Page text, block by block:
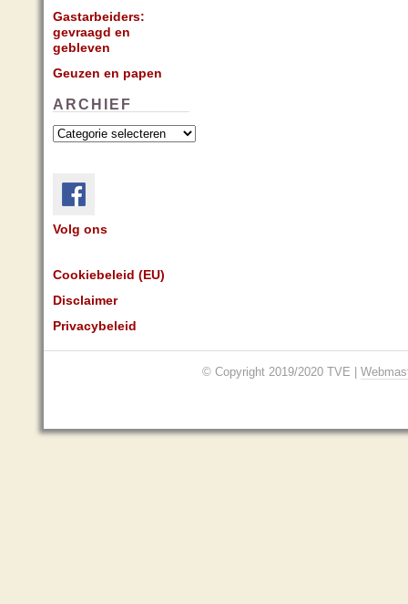
Gastarbeiders:
gevraagd en
gebleven
Geuzen en papen
ARCHIEF
Archief
Volg ons
Cookiebeleid (EU)
Disclaimer
Privacybeleid
© Copyright 2019/2020 TVE |